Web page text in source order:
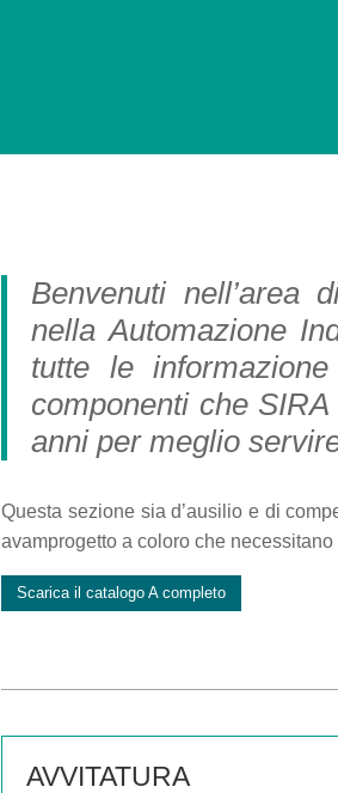
Benvenuti nell’area
nella Automazione
tutte le
componenti che
anni per meglio
Questa sezione sia d’ausilio e di
avamprogetto a coloro che
Scarica il catalogo A completo
AVVITATURA